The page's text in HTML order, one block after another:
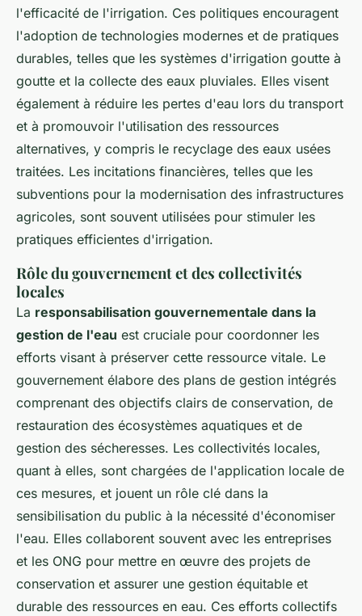
l'efficacité de l'irrigation. Ces politiques encouragent
l'adoption de technologies modernes et de pratiques
durables, telles que les systèmes d'irrigation goutte à
goutte et la collecte des eaux pluviales. Elles visent
également à réduire les pertes d'eau lors du transport
et à promouvoir l'utilisation des ressources
alternatives, y compris le recyclage des eaux usées
traitées. Les incitations financières, telles que les
subventions pour la modernisation des infrastructures
agricoles, sont souvent utilisées pour stimuler les
pratiques efficientes d'irrigation.
Rôle du gouvernement et des collectivités
locales
La responsabilisation gouvernementale dans la
gestion de l'eau est cruciale pour coordonner les
efforts visant à préserver cette ressource vitale. Le
gouvernement élabore des plans de gestion intégrés
comprenant des objectifs clairs de conservation, de
restauration des écosystèmes aquatiques et de
gestion des sécheresses. Les collectivités locales,
quant à elles, sont chargées de l'application locale de
ces mesures, et jouent un rôle clé dans la
sensibilisation du public à la nécessité d'économiser
l'eau. Elles collaborent souvent avec les entreprises
et les ONG pour mettre en œuvre des projets de
conservation et assurer une gestion équitable et
durable des ressources en eau. Ces efforts collectifs